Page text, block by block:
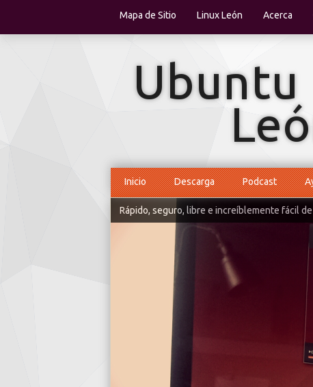
Mapa de Sitio Linux León Acerca
Inicio Descarga Podcast
Rápido, seguro, libre e increíblemente fácil